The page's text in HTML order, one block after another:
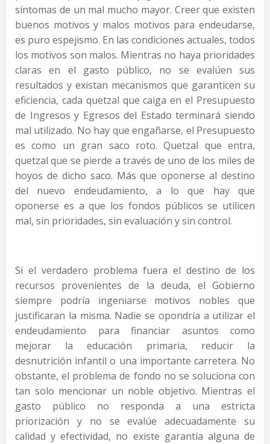
síntomas de un mal mucho mayor. Creer que existen
buenos motivos y malos motivos para endeudarse,
es puro espejismo. En las condiciones actuales, todos
los motivos son malos. Mientras no haya prioridades
claras en el gasto público, no se evalúen sus
resultados y existan mecanismos que garanticen su
eficiencia, cada quetzal que caiga en el Presupuesto
de Ingresos y Egresos del Estado terminará siendo
mal utilizado. No hay que engañarse, el Presupuesto
es como un gran saco roto. Quetzal que entra,
quetzal que se pierde a través de uno de los miles de
hoyos de dicho saco. Más que oponerse al destino
del nuevo endeudamiento, a lo que hay que
oponerse es a que los fondos públicos se utilicen
mal, sin prioridades, sin evaluación y sin control.
Si el verdadero problema fuera el destino de los
recursos provenientes de la deuda, el Gobierno
siempre podría ingeniarse motivos nobles que
justificaran la misma. Nadie se opondría a utilizar el
endeudamiento para financiar asuntos como
mejorar la educación primaria, reducir la
desnutrición infantil o una importante carretera. No
obstante, el problema de fondo no se soluciona con
tan solo mencionar un noble objetivo. Mientras el
gasto público no responda a una estricta
priorización y no se evalúe adecuadamente su
calidad y efectividad, no existe garantía alguna de